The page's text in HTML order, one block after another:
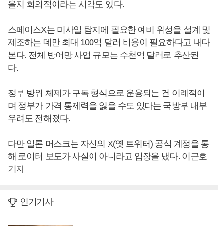
을지 회의적이라는 시각도 있다.
스페이스X는 미사일 탐지에 필요한 예비 위성을 설계 및
제조하는 데만 최대 100억 달러 비용이 필요하다고 내다
본다. 전체 방어망 사업 규모는 수천억 달러로 추산된
다.
정부 방위 체제가 구독 형식으로 운용되는 건 이례적이
며 정부가 가격 통제력을 잃을 수도 있다는 국방부 내부
우려도 전해졌다.
다만 일론 머스크는 자신의 X(옛 트위터) 공식 계정을 통
해 로이터 보도가 사실이 아니라고 입장을 냈다. 이근호
기자
인기기사